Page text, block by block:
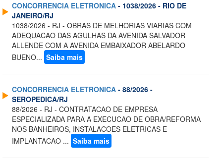
CONCORRENCIA ELETRONICA - 1038/2026 - RIO DE
JANEIRO/RJ
1038/2026 - RJ - OBRAS DE MELHORIAS VIARIAS COM
ADEQUACAO DAS AGULHAS DA AVENIDA SALVADOR
ALLENDE COM A AVENIDA EMBAIXADOR ABELARDO
BUENO... Saiba mais
CONCORRENCIA ELETRONICA - 88/2026 -
SEROPEDICA/RJ
88/2026 - RJ - CONTRATACAO DE EMPRESA
ESPECIALIZADA PARA A EXECUCAO DE OBRA/REFORMA
NOS BANHEIROS, INSTALACOES ELETRICAS E
IMPLANTACAO ... Saiba mais